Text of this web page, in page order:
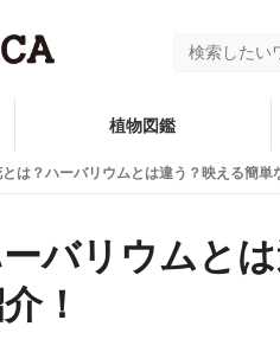
植物図鑑
は？ハーバリウムとは違う？映える簡単
バリウムと
！